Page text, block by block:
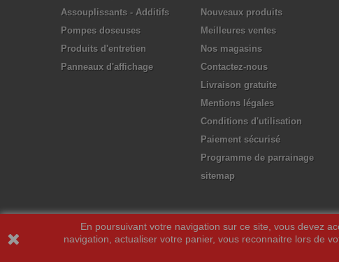
Assouplissants - Additifs
Pompes doseuses
Produits d'entretien
Panneaux d'affichage
Nouveaux produits
Meilleures ventes
Nos magasins
Contactez-nous
Livraison gratuite
Mentions légales
Conditions d'utilisation
Paiement sécurisé
Programme de parrainage
sitemap
En poursuivant votre navigation sur ce site, vous devez
navigation, actualiser votre panier, vous reconnaitre lors de